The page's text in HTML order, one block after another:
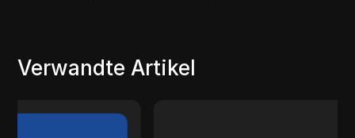
Verwandte Artikel